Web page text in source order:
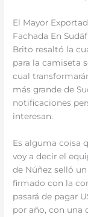
El Mayor
Fachada En
Brito resaltó la
para la camiseta
cual
más grande de
notificaciones
interesan.
Es alguma coisa
voy a decir el
de Núñez selló
firmado con la
pasará de pagar
por año, con una